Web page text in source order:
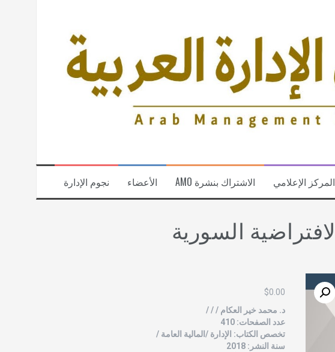
نجوم الإدارة الأعضاء الاشتراك بنشرة AMO المركز الإعلامي
$0.00
د. محمد خير العكام / / /
عدد الصفحات: 410
تخصص الكتاب: الإدارة /المالية العامة /
سنة النشر: 2018